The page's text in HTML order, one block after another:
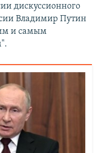
дискуссионного
Владимир Путин
и самым